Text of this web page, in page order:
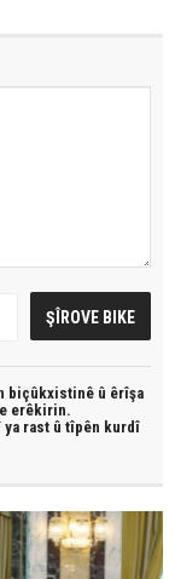
biçûkxistinê û êrîşa
erêkirin.
ya rast û tîpên kurdî